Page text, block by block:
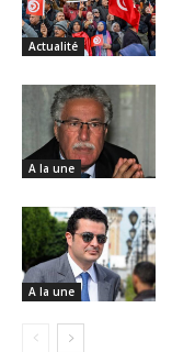
Actualité
A la une
A la une